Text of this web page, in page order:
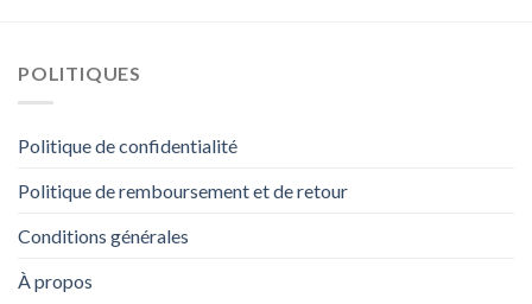
POLITIQUES
Politique de confidentialité
Politique de remboursement et de retour
Conditions générales
À propos